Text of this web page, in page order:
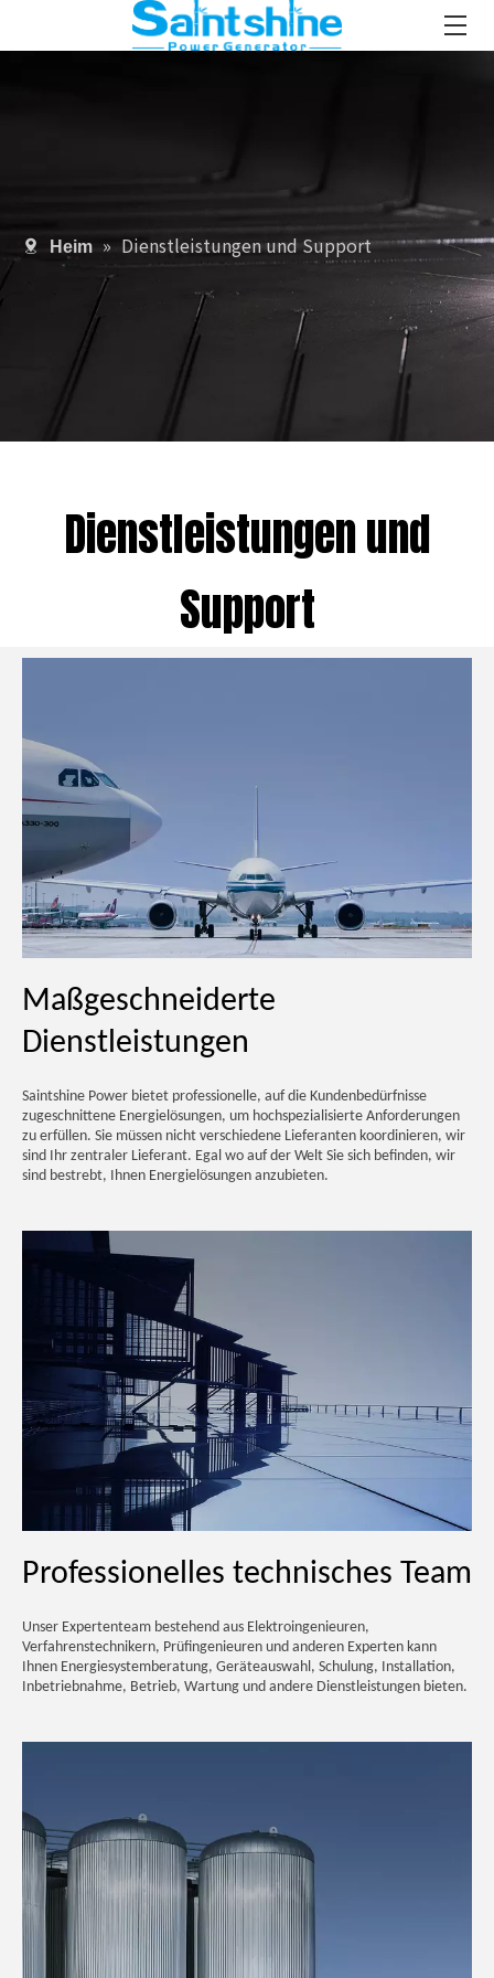
Heim » Dienstleistungen und Support
Dienstleistungen und
Support
Maßgeschneiderte
Dienstleistungen
Saintshine Power bietet professionelle, auf die Kundenbedürfnisse
zugeschnittene Energielösungen, um hochspezialisierte Anforderungen
zu erfüllen. Sie müssen nicht verschiedene Lieferanten koordinieren, wir
sind Ihr zentraler Lieferant. Egal wo auf der Welt Sie sich befinden, wir
sind bestrebt, Ihnen Energielösungen anzubieten.
Professionelles technisches Team
Unser Expertenteam bestehend aus Elektroingenieuren,
Verfahrenstechnikern, Prüfingenieuren und anderen Experten kann
Ihnen Energiesystemberatung, Geräteauswahl, Schulung, Installation,
Inbetriebnahme, Betrieb, Wartung und andere Dienstleistungen bieten.